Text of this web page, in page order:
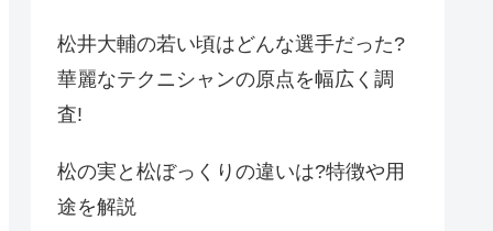
松井大輔の若い頃はどんな選手だった?
華麗なテクニシャンの原点を幅広く調
査!
松の実と松ぼっくりの違いは?特徴や用
途を解説